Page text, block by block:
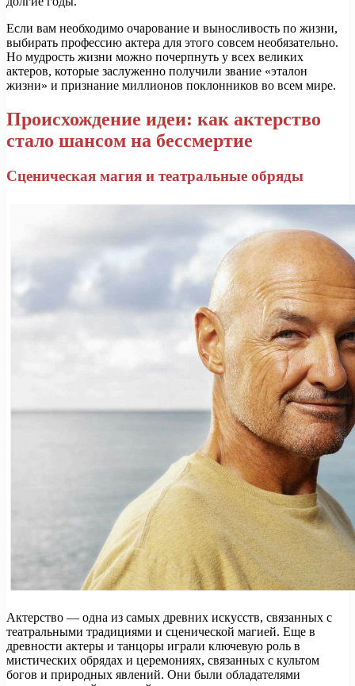
Если вам необходимо очарование и выносливость по жизни,
выбирать профессию актера для этого совсем необязательно.
Но мудрость жизни можно почерпнуть у всех великих
актеров, которые заслуженно получили звание «эталон
жизни» и признание миллионов поклонников во всем мире.
Происхождение идеи: как актерство
стало шансом на бессмертие
Сценическая магия и театральные обряды
Актерство — одна из самых древних искусств, связанных с
театральными традициями и сценической магией. Еще в
древности актеры и танцоры играли ключевую роль в
мистических обрядах и церемониях, связанных с культом
богов и природных явлений. Они были обладателями